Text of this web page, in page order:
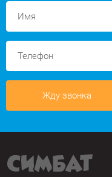
Жду звонка